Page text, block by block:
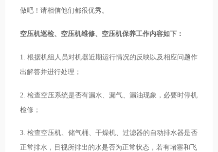
做吧！请相信他们都很优秀。
空压机巡检、空压机维修、空压机保养工作内容如下：
1. 根据机组人员对机器近期运行情况的反映以及相应问题作
出解答并进行处理；
2. 检查空压系统是否有漏水、漏气、漏油现象，必要时停机
检修；
3. 检查空压机、储气桶、干燥机、过滤器的自动排水器是否
正常排水，目视所排出的水是否为正常状态，若有堵塞和飞